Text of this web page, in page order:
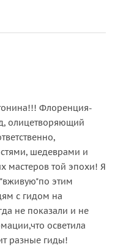
Флоренция-
олицетворяющий
шедеврами и
мастеров той эпохи! Я
этим
с гидом на
не показали и не
осветила
разные гиды!